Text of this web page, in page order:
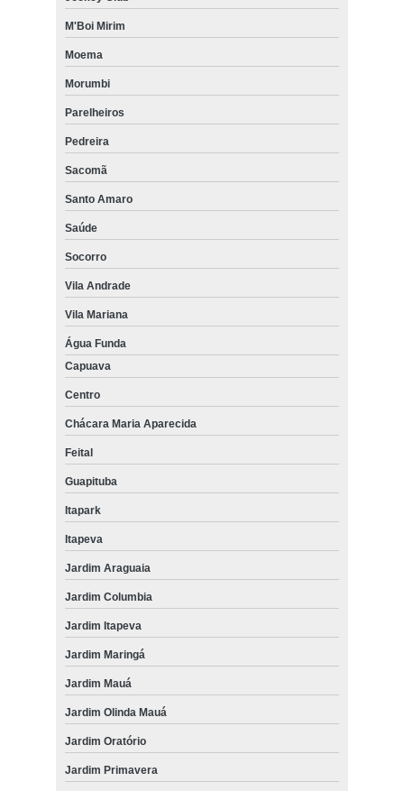
M'Boi Mirim
Moema
Morumbi
Parelheiros
Pedreira
Sacomã
Santo Amaro
Saúde
Socorro
Vila Andrade
Vila Mariana
Água Funda
Capuava
Centro
Chácara Maria Aparecida
Feital
Guapituba
Itapark
Itapeva
Jardim Araguaia
Jardim Columbia
Jardim Itapeva
Jardim Maringá
Jardim Mauá
Jardim Olinda Mauá
Jardim Oratório
Jardim Primavera